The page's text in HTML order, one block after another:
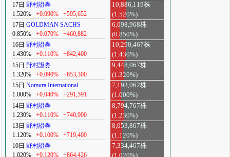
17日 野村證券
1.520%
+0.090% +595,652
10,886,119株
(1.520%)
17日 GOLDMAN SACHS
0.850%
+0.070% +460,882
6,098,968株
(0.850%)
16日 野村證券
1.430%
+0.110% +842,400
10,290,467株
(1.430%)
15日 野村證券
1.320%
+0.090% +653,300
9,448,067株
(1.320%)
15日 Nomura International
1.000%
+0.040% +291,591
7,193,062株
(1.000%)
14日 野村證券
1.230%
+0.110% +740,900
8,794,767株
(1.230%)
13日 野村證券
1.120%
+0.100% +719,400
8,053,867株
(1.120%)
10日 野村證券
1.020%
+0.120% +864,426
7,334,467株